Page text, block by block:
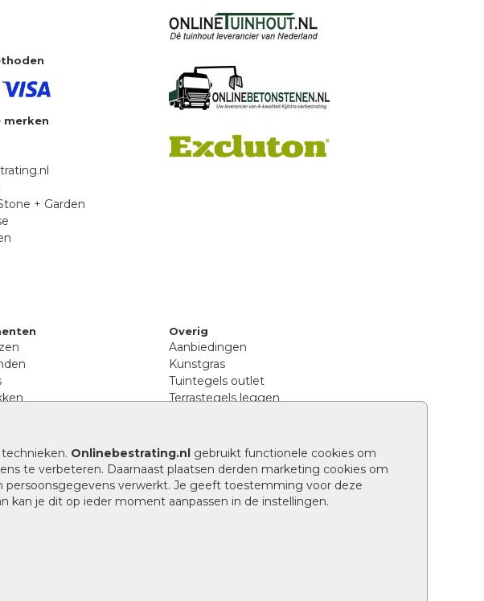
Onlinebestrating.nl gebruikt functionele cookies om
te verbeteren. Daarnaast plaatsen derden marketing cookies om
verwerkt. Je geeft toestemming voor deze
kan je dit op ieder moment aanpassen in de instellingen.
merken
+ Garden
en diversen
en betonelementen
en zand
Overig
Aanbiedingen
Kunstgras
Tuintegels outlet
Terrastegels leggen
Legpatronen betonstenen
Hoe betonstenen onderhouden
Aanlegtips voor betonstenen
Verschil betontegels en keramische